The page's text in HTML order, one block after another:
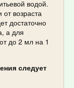
водой.
возраста
достаточно
а для
до 2 мл на 1
следует